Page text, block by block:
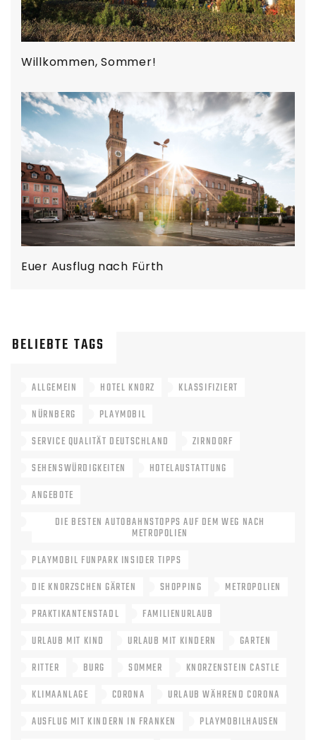
Willkommen, Sommer!
Euer Ausflug nach Fürth
BELIEBTE TAGS
ALLGEMEIN HOTEL KNORZ
KLASSIFIZIERT
NÜRNBERG
PLAYMOBIL
SERVICE QUALITÄT DEUTSCHLAND
ZIRNDORF
SEHENSWÜRDIGKEITEN
HOTELAUSTATTUNG
ANGEBOTE
DIE BESTEN AUTOBAHNSTOPPS AUF DEM WEG NACH
METROPOLIEN
PLAYMOBIL FUNPARK INSIDER TIPPS
DIE KNORZSCHEN GÄRTEN
SHOPPING
METROPOLIEN
PRAKTIKANTENSTADL
FAMILIENURLAUB
URLAUB MIT KIND
URLAUB MIT KINDERN
GARTEN
RITTER
BURG SOMMER
KNORZENSTEIN CASTLE
KLIMAANLAGE
CORONA
URLAUB WÄHREND CORONA
AUSFLUG MIT KINDERN IN FRANKEN
PLAYMOBILHAUSEN